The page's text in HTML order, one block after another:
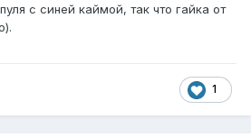
с синей каймой, так что гайка от
1